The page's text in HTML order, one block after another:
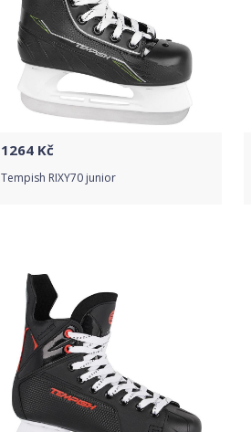
1264 Kč
Tempish RIXY70 junior